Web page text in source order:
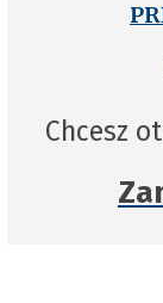
Chcesz